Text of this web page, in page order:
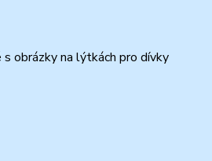
obrázky na lýtkách pro dívky